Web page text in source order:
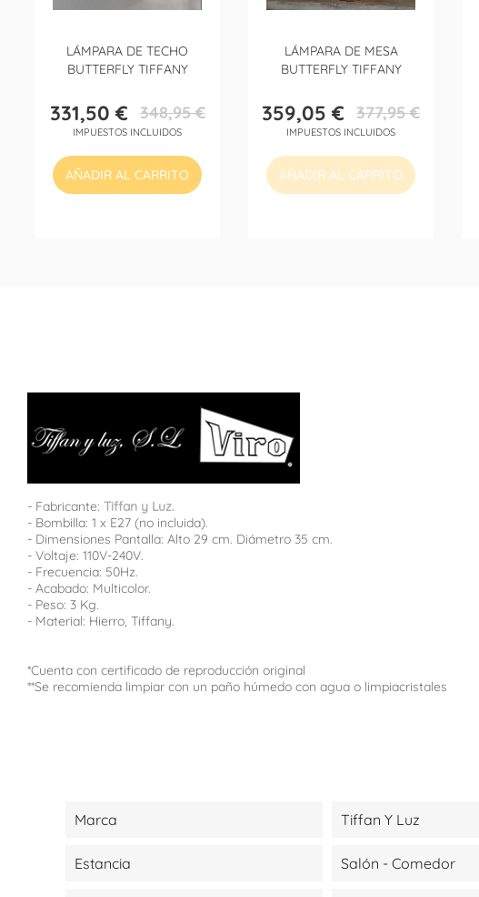
LÁMPARA DE TECHO
BUTTERFLY TIFFANY
Precio
331,50 €Precio
base
348,95 €
IMPUESTOS INCLUIDOS
AÑADIR AL CARRITO
LÁMPARA DE MESA
BUTTERFLY TIFFANY
Precio
359,05 €Precio
base
377,95 €
IMPUESTOS INCLUIDOS
AÑADIR AL CARRITO
- Fabricante: Tiffan y Luz.
- Bombilla: 1 x E27 (no incluida).
- Dimensiones Pantalla: Alto 29 cm. Diámetro 35 cm.
- Voltaje: 110V-240V.
- Frecuencia: 50Hz.
- Acabado: Multicolor.
- Peso: 3 Kg.
- Material: Hierro, Tiffany.
*Cuenta con certificado de reproducción original
**Se recomienda limpiar con un paño húmedo con agua o limpiacristales
Marca Tiffan Y Luz
Estancia Salón - Comedor